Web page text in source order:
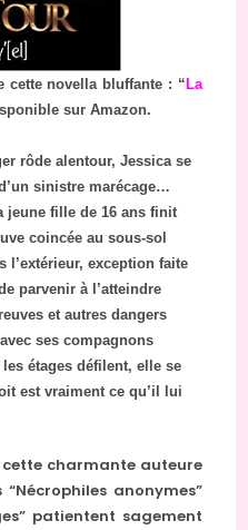
cette novella bluffante : “ La
sur Amazon.
rôde alentour, Jessica se
sinistre marécage…
jeune fille de 16 ans finit
coincée au sous-sol
l’extérieur, exception faite
parvenir à l’atteindre
et autres dangers
ses compagnons
étages défilent, elle se
est vraiment ce qu’il lui
charmante auteure
anonymes”
patientent sagement